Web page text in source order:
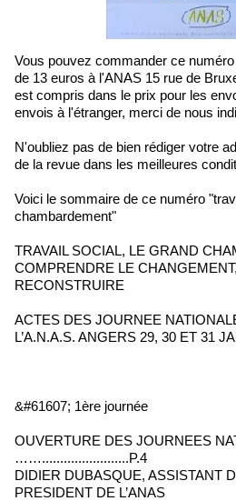
Vous pouvez commander ce numéro en envoyant un chèque
de 13 euros à l'ANAS 15 rue de
est compris dans le prix pour les
envois à l'étranger, merci de nous
N'oubliez pas de bien rédiger votre
de la revue dans les meilleures
Voici le sommaire de ce numéro
chambardement"
TRAVAIL SOCIAL, LE GRAND
COMPRENDRE LE
RECONSTRUIRE
ACTES DES JOURNEE
L’A.N.A.S. ANGERS 29, 30 ET 31
&#61607; 1ère journée
OUVERTURE DES JOURNEES
……........................P.4
DIDIER DUBASQUE, ASSISTANT
PRESIDENT DE L’ANAS